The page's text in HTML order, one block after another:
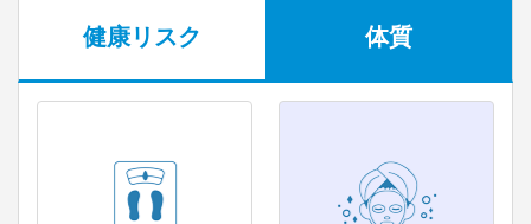
健康リスク 体質